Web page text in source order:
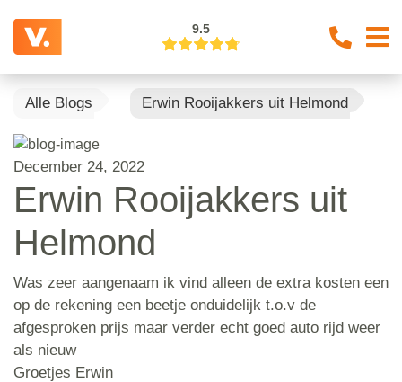
9.5
Alle Blogs Erwin Rooijakkers uit Helmond
December 24, 2022
Erwin Rooijakkers uit
Helmond
Was zeer aangenaam ik vind alleen de extra kosten een
op de rekening een beetje onduidelijk t.o.v de
afgesproken prijs maar verder echt goed auto rijd weer
als nieuw
Groetjes Erwin